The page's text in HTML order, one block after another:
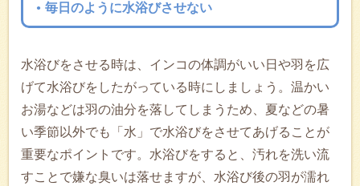
毎日のように水浴びさせない
水浴びをさせる時は、インコの体調がいい日や羽を広
げて水浴びをしたがっている時にしましょう。温かい
お湯などは羽の油分を落してしまうため、夏などの暑
い季節以外でも「水」で水浴びをさせてあげることが
重要なポイントです。水浴びをすると、汚れを洗い流
すことで嫌な臭いは落せますが、水浴び後の羽が濡れ